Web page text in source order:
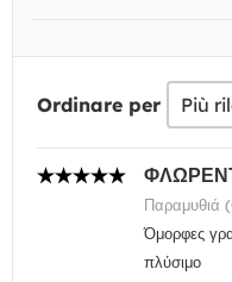
Ordinare per
Παραμυθιά
Όμορφες
πλύσιμο